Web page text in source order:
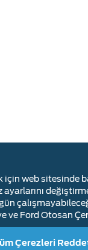
web sitesinde
ve Ford Otosan
Çerezleri